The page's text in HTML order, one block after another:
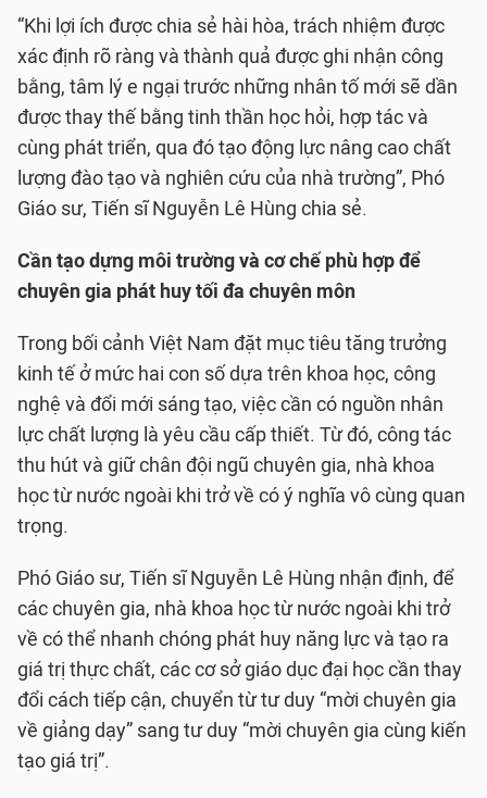
“Khi lợi ích được chia sẻ hài hòa, trách nhiệm được
xác định rõ ràng và thành quả được ghi nhận công
bằng, tâm lý e ngại trước những nhân tố mới sẽ dần
được thay thế bằng tinh thần học hỏi, hợp tác và
cùng phát triển, qua đó tạo động lực nâng cao chất
lượng đào tạo và nghiên cứu của nhà trường”, Phó
Giáo sư, Tiến sĩ Nguyễn Lê Hùng chia sẻ.
Cần tạo dựng môi trường và cơ chế phù hợp để
chuyên gia phát huy tối đa chuyên môn
Trong bối cảnh Việt Nam đặt mục tiêu tăng trưởng
kinh tế ở mức hai con số dựa trên khoa học, công
nghệ và đổi mới sáng tạo, việc cần có nguồn nhân
lực chất lượng là yêu cầu cấp thiết. Từ đó, công tác
thu hút và giữ chân đội ngũ chuyên gia, nhà khoa
học từ nước ngoài khi trở về có ý nghĩa vô cùng quan
trọng.
Phó Giáo sư, Tiến sĩ Nguyễn Lê Hùng nhận định, để
các chuyên gia, nhà khoa học từ nước ngoài khi trở
về có thể nhanh chóng phát huy năng lực và tạo ra
giá trị thực chất, các cơ sở giáo dục đại học cần thay
đổi cách tiếp cận, chuyển từ tư duy “mời chuyên gia
về giảng dạy” sang tư duy “mời chuyên gia cùng kiến
tạo giá trị”.